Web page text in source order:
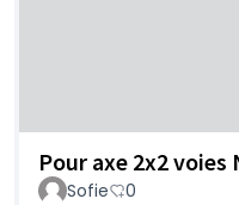
Pour axe 2x2 voies
Sofie 0